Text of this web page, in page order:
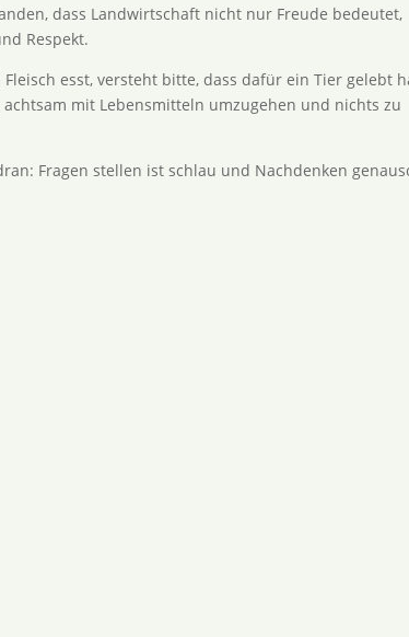
dass Landwirtschaft nicht nur Freude bedeutet,
Respekt.
esst, versteht bitte, dass dafür ein Tier gelebt
mit Lebensmitteln umzugehen und nichts zu
Fragen stellen ist schlau und Nachdenken